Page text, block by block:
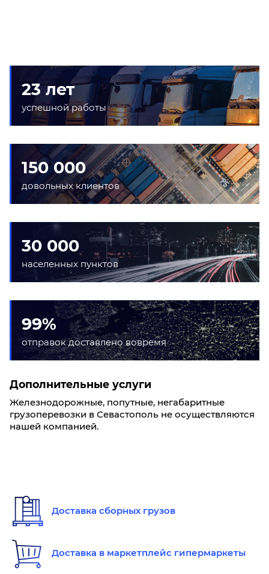
23 лет
успешной работы
150 000
довольных клиентов
30 000
населенных пунктов
99%
отправок доставлено вовремя
Дополнительные услуги
Железнодорожные, попутные, негабаритные
грузоперевозки в Севастополь не осуществляются
нашей компанией.
Доставка сборных грузов
Доставка в маркетплейс гипермаркеты